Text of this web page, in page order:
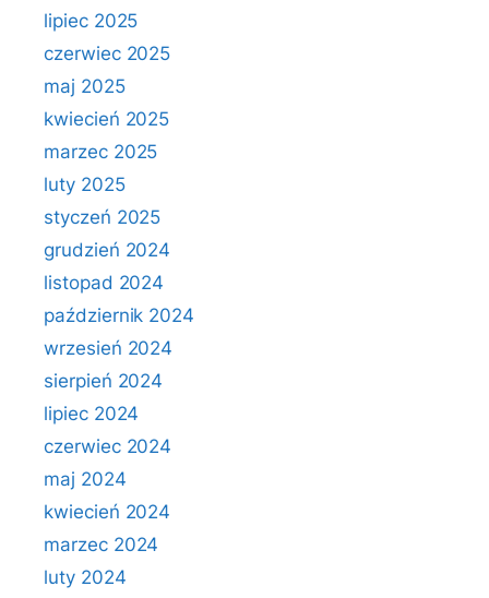
lipiec 2025
czerwiec 2025
maj 2025
kwiecień 2025
marzec 2025
luty 2025
styczeń 2025
grudzień 2024
listopad 2024
październik 2024
wrzesień 2024
sierpień 2024
lipiec 2024
czerwiec 2024
maj 2024
kwiecień 2024
marzec 2024
luty 2024